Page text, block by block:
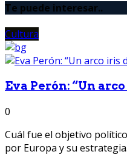
Te puede interesar..
Cultura
Eva Perón: “Un
0
Cuál fue el objetivo
por Europa y su